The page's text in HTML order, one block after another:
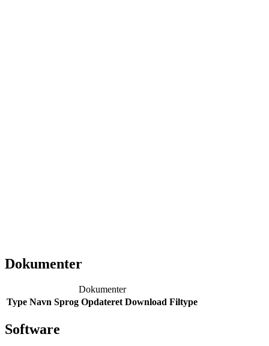
Dokumenter
Dokumenter
Type Navn Sprog Opdateret Download Filtype
Software